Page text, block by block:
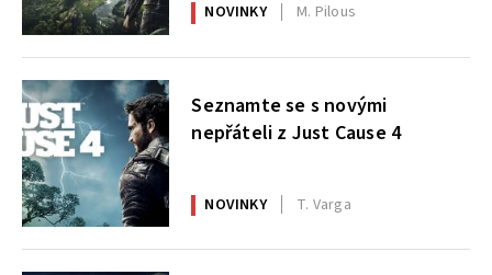
NOVINKY M. Pilous
Seznamte se s novými
nepřáteli z Just Cause 4
NOVINKY T. Varga